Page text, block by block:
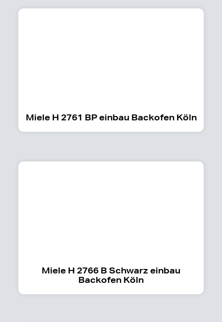
Miele H 2761 BP einbau Backofen Köln
Miele H 2766 B Schwarz einbau
Backofen Köln